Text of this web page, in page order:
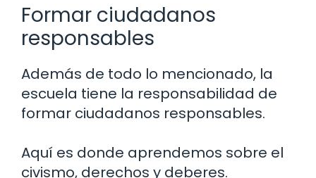
Formar ciudadanos
responsables
Además de todo lo mencionado, la
escuela tiene la responsabilidad de
formar ciudadanos responsables.
Aquí es donde aprendemos sobre el
civismo, derechos y deberes.